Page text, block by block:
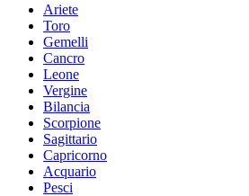
Ariete
Toro
Gemelli
Cancro
Leone
Vergine
Bilancia
Scorpione
Sagittario
Capricorno
Acquario
Pesci